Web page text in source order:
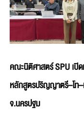
คณะนิติศาสตร์ SPU เปิ
หลักสูตรปริญญาตรี–โท
จ.นครปฐม